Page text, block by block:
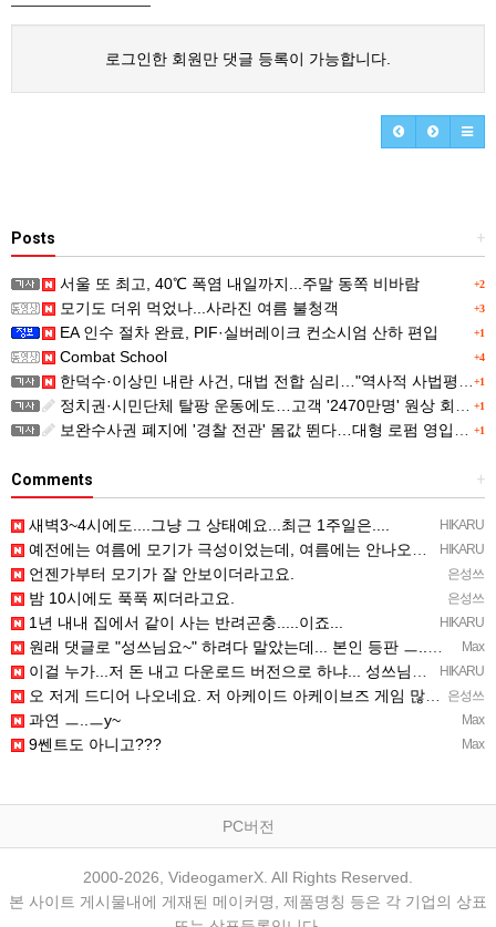
로그인한 회원만 댓글 등록이 가능합니다.
+
Posts
+2
서울 또 최고, 40℃ 폭염 내일까지...주말 동쪽 비바람
+3
모기도 더위 먹었나...사라진 여름 불청객
+1
EA 인수 절차 완료, PIF·실버레이크 컨소시엄 산하 편입
+4
Combat School
+1
한덕수·이상민 내란 사건, 대법 전합 심리…"역사적 사법평가"(종합)
+1
정치권·시민단체 탈팡 운동에도…고객 '2470만명' 원상 회복, "고물가에 돌팡"
+1
보완수사권 폐지에 '경찰 전관' 몸값 뛴다…대형 로펌 영입전쟁
+
Comments
HIKARU
새벽3~4시에도....그냥 그 상태예요...최근 1주일은....
HIKARU
예전에는 여름에 모기가 극성이었는데, 여름에는 안나오는 것 같은.....ㅎ ㅎ)
은성쓰
언젠가부터 모기가 잘 안보이더라고요.
은성쓰
밤 10시에도 푹푹 찌더라고요.
HIKARU
1년 내내 집에서 같이 사는 반려곤충.....이죠...
Max
원래 댓글로 "성쓰님요~" 하려다 말았는데... 본인 등판 ㅡ..ㅡy~
HIKARU
이걸 누가...저 돈 내고 다운로드 버전으로 하냐... 성쓰님이 계셨다!!!...
은성쓰
오 저게 드디어 나오네요. 저 아케이드 아케이브즈 게임 많이 샀는데요 ㅎㅎㅎ
Max
과연 ㅡ..ㅡy~
Max
9쎈트도 아니고???
PC버전
2000-2026, VideogamerX. All Rights Reserved.
본 사이트 게시물내에 게재된 메이커명, 제품명칭 등은 각 기업의 상표